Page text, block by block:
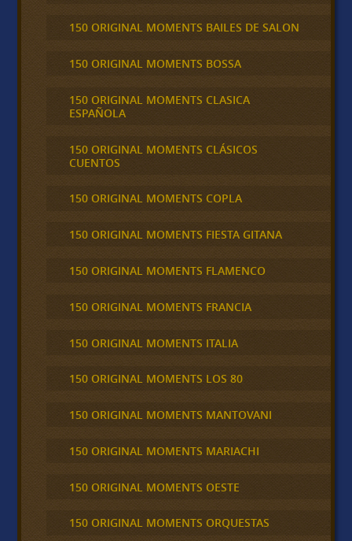
150 ORIGINAL MOMENTS BAILES DE SALON
150 ORIGINAL MOMENTS BOSSA
150 ORIGINAL MOMENTS CLASICA
ESPAÑOLA
150 ORIGINAL MOMENTS CLÁSICOS
CUENTOS
150 ORIGINAL MOMENTS COPLA
150 ORIGINAL MOMENTS FIESTA GITANA
150 ORIGINAL MOMENTS FLAMENCO
150 ORIGINAL MOMENTS FRANCIA
150 ORIGINAL MOMENTS ITALIA
150 ORIGINAL MOMENTS LOS 80
150 ORIGINAL MOMENTS MANTOVANI
150 ORIGINAL MOMENTS MARIACHI
150 ORIGINAL MOMENTS OESTE
150 ORIGINAL MOMENTS ORQUESTAS